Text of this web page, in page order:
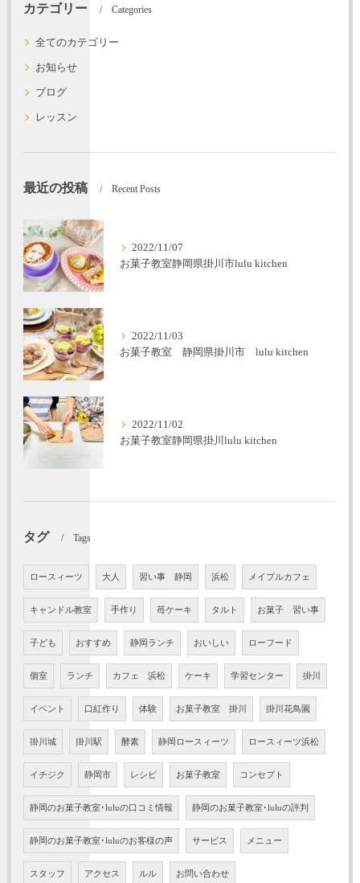
カテゴリー Categories
全てのカテゴリー
お知らせ
ブログ
レッスン
最近の投稿 Recent Posts
2022/11/07
お菓子教室静岡県掛川市lulu kitchen
2022/11/03
お菓子教室 静岡県掛川市 lulu kitchen
2022/11/02
お菓子教室静岡県掛川lulu kitchen
タグ Tags
ロースィーツ 大人 習い事 静岡 浜松 メイプルカフェ
キャンドル教室 手作り 苺ケーキ タルト お菓子 習い事
子ども おすすめ 静岡ランチ おいしい ローフード
個室 ランチ カフェ 浜松 ケーキ 学習センター 掛川
イベント 口紅作り 体験 お菓子教室 掛川 掛川花鳥園
掛川城 掛川駅 酵素 静岡ロースィーツ ロースィーツ浜松
イチジク 静岡市 レシピ お菓子教室 コンセプト
静岡のお菓子教室･luluの口コミ情報 静岡のお菓子教室･luluの評判
静岡のお菓子教室･luluのお客様の声 サービス メニュー
スタッフ アクセス ルル お問い合わせ